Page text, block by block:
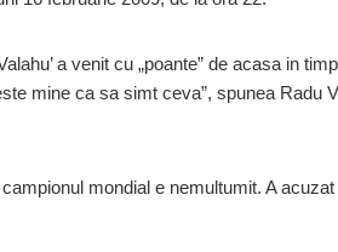
a venit cu „poante” de acasa in
mine ca sa simt ceva”, spunea Radu
mondial e nemultumit. A